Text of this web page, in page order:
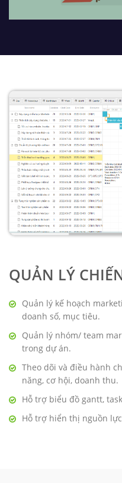
QUẢN LÝ
Quản lý kế hoạch
doanh số, mục tiêu.
Quản lý nhóm/ team
trong dự án.
Theo dõi và điều hành
năng, cơ hội, doanh thu.
Hỗ trợ biểu đồ gantt,
Hỗ trợ hiển thị nguồn